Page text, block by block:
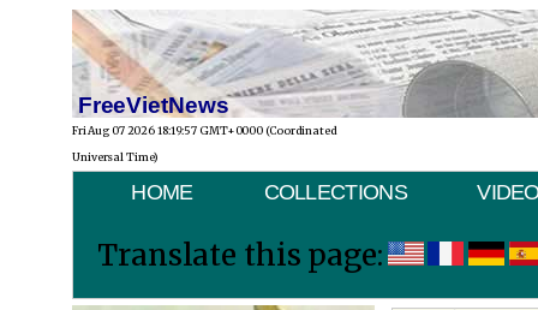
FreeVietNews
Fri Aug 07 2026 18:19:57 GMT+0000 (Coordinated
Universal Time)
HOME COLLECTIONS
Translate this page: